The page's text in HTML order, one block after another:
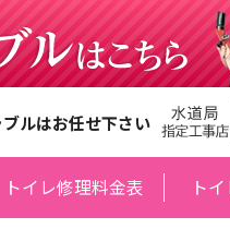
ルはお任せ下さい
トイレ修理料金表 ト